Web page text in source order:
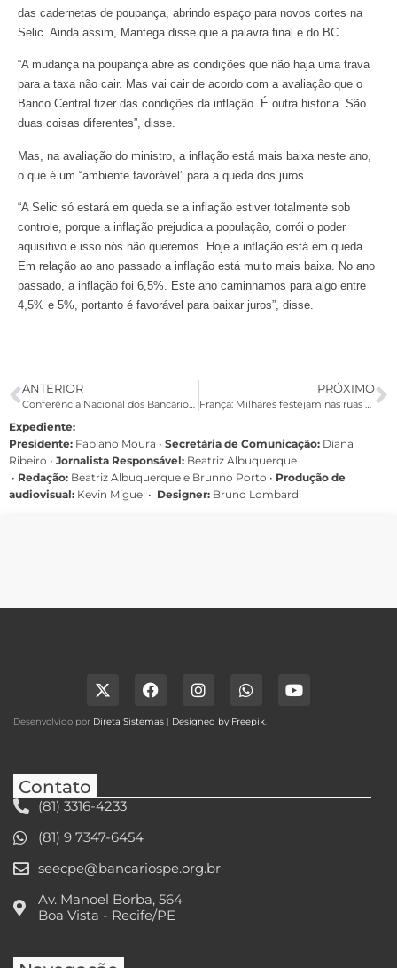
das cadernetas de poupança, abrindo espaço para novos cortes na
Selic. Ainda assim, Mantega disse que a palavra final é do BC.
“A mudança na poupança abre as condições que não haja uma trava
para a taxa não cair. Mas vai cair de acordo com a avaliação que o
Banco Central fizer das condições da inflação. É outra história. São
duas coisas diferentes”, disse.
Mas, na avaliação do ministro, a inflação está mais baixa neste ano,
o que é um “ambiente favorável” para a queda dos juros.
“A Selic só estará em queda se a inflação estiver totalmente sob
controle, porque a inflação prejudica a população, corrói o poder
aquisitivo e isso nós não queremos. Hoje a inflação está em queda.
Em relação ao ano passado a inflação está muito mais baixa. No ano
passado, a inflação foi 6,5%. Este ano caminhamos para algo entre
4,5% e 5%, portanto é favorável para baixar juros”, disse.
ANTERIOR
Conferência Nacional dos Bancários acontece entre 20 e 22 de julho
PRÓXIMO
França: Milhares festejam nas ruas a vitória de François Hollande
Expediente:
Presidente: Fabiano Moura • Secretária de Comunicação: Diana
Ribeiro • Jornalista Responsável: Beatriz Albuquerque
• Redação: Beatriz Albuquerque e Brunno Porto • Produção de
audiovisual: Kevin Miguel • Designer: Bruno Lombardi
Desenvolvido por Direta Sistemas | Designed by Freepik.
Contato
(81) 3316-4233
(81) 9 7347-6454
seecpe@bancariospe.org.br
Av. Manoel Borba, 564
Boa Vista - Recife/PE